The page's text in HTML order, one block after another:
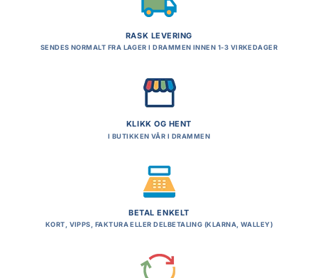
RASK LEVERING
SENDES NORMALT FRA LAGER I DRAMMEN INNEN 1-3 VIRKEDAGER
KLIKK OG HENT
I BUTIKKEN VÅR I DRAMMEN
BETAL ENKELT
KORT, VIPPS, FAKTURA ELLER DELBETALING (KLARNA, WALLEY)